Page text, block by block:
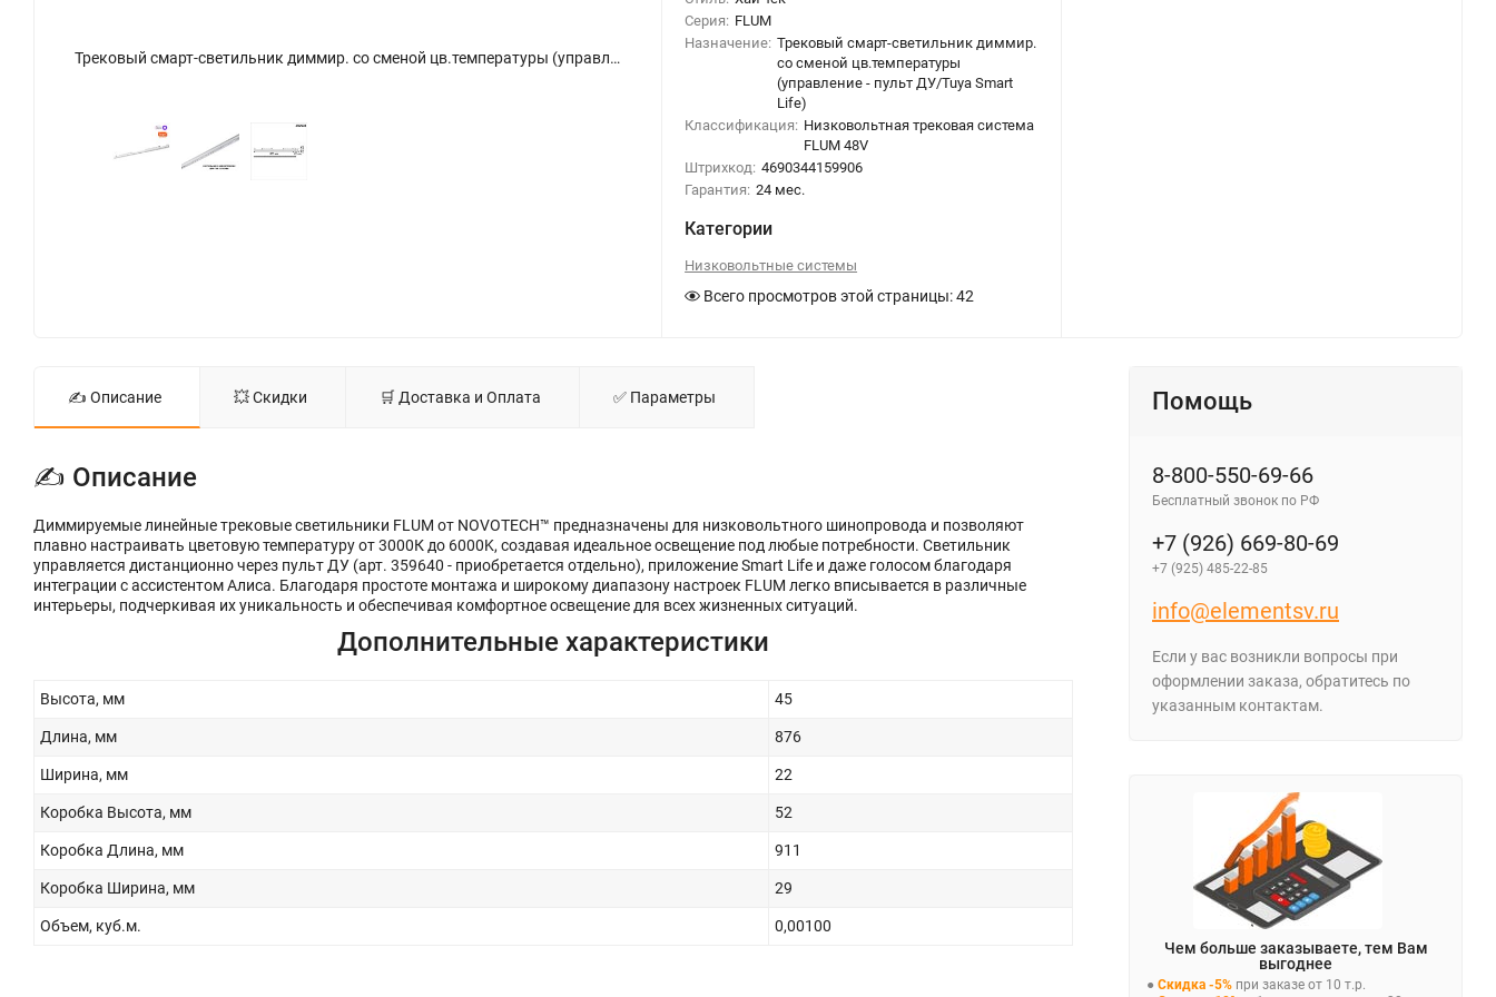
Трековый смарт-светильник диммир. со сменой цв.температуры (управление - пульт ДУ/Tuya Smart Life) «Novotech» 359638, серия: FLUM. Фото 1.
Серия: FLUM
Назначение: Трековый смарт-светильник диммир.
со сменой цв.температуры
(управление - пульт ДУ/Tuya Smart
Life)
Классификация: Низковольтная трековая система
FLUM 48V
Штрихкод: 4690344159906
Гарантия: 24 мес.
Категории
Низковольтные системы
Всего просмотров этой страницы:42
✍ Описание 💥 Скидки 🛒 Доставка и Оплата ✅ Параметры
✍ Описание
Диммируемые линейные трековые светильники FLUM от NOVOTECH™ предназначены для низковольтного шинопровода и позволяют
плавно настраивать цветовую температуру от 3000К до 6000K, создавая идеальное освещение под любые потребности. Светильник
управляется дистанционно через пульт ДУ (арт. 359640 - приобретается отдельно), приложение Smart Life и даже голосом благодаря
интеграции с ассистентом Алиса. Благодаря простоте монтажа и широкому диапазону настроек FLUM легко вписывается в различные
интерьеры, подчеркивая их уникальность и обеспечивая комфортное освещение для всех жизненных ситуаций.
Дополнительные характеристики
Высота, мм 45
Длина, мм 876
Ширина, мм 22
Коробка Высота, мм 52
Коробка Длина, мм 911
Коробка Ширина, мм 29
Объем, куб.м. 0,00100
Помощь
8-800-550-69-66
Бесплатный звонок по РФ
+7 (926) 669-80-69
+7 (925) 485-22-85
info@elementsv.ru
Если у вас возникли вопросы при
оформлении заказа, обратитесь по
указанным контактам.
Чем больше заказываете, тем Вам
выгоднее
● Скидка -5% при заказе от 10 т.р.